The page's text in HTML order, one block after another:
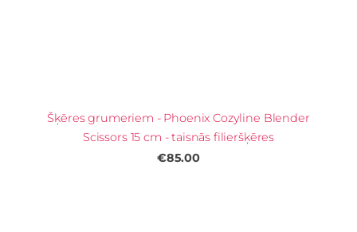
Šķēres grumeriem - Phoenix Cozyline Blender
Scissors 15 cm - taisnās filieršķēres
€85.00